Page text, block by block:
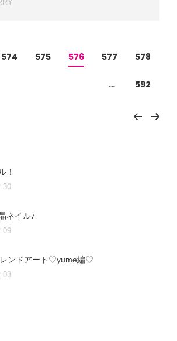
574 575 576 577 578
… 592
！
30
ネイル♪
09
ンドアート♡yume編♡
03